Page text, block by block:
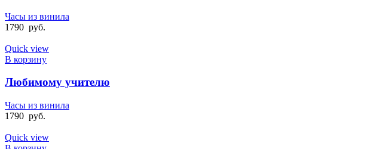
Часы из винила
1790 руб.
Quick view
В корзину
Любимому учителю
Часы из винила
1790 руб.
Quick view